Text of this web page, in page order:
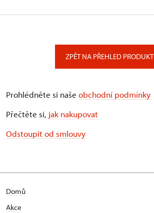
ZPĚT NA PŘEHLED
Prohlédněte si naše obchodní podmínky
Přečtěte si, jak nakupovat
Odstoupit od smlouvy
Domů
Akce